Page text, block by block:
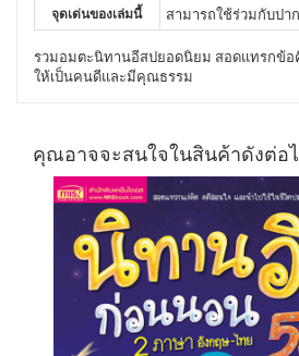
จุดเด่นของเล่มนี้ สามารถใช้ร่วมกับปา
รวมอมตะนิทานอีสปยอดนิยม สอดแทรกข้อ
ให้เป็นคนดีและมีคุณธรรม
คุณอาจจะสนใจในสินค้าดังต่อ